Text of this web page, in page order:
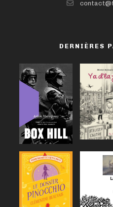
DERNIÈRES